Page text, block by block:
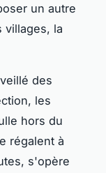
un autre
villages, la
des
les
hors du
régalent à
s'opère